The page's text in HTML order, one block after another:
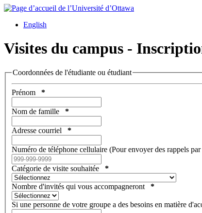
English
Visites du campus -
Coordonnées de l'étudiante ou étudiant
Prénom *
Nom de famille *
Adresse courriel *
Numéro de téléphone cellulaire (Pour envoyer des rappels
Catégorie de visite souhaitée *
Nombre d'invités qui vous accompagneront*
Si une personne de votre groupe a des besoins en matière